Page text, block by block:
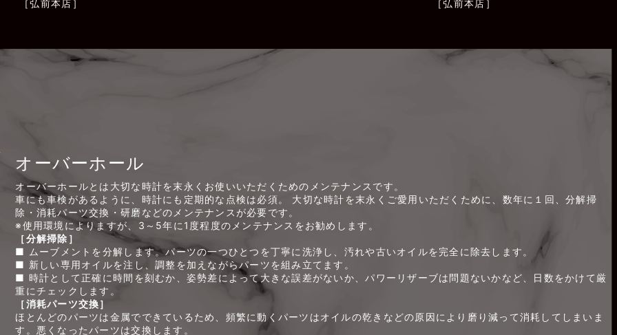
オーバーホール
オーバーホールとは大切な時計を末永くお使いいただくためのメンテナンスです。
車にも車検があるように、時計にも定期的な点検は必須。 大切な時計を末永くご愛用いただくために、数年に１回、分解掃
除・消耗パーツ交換・研磨などのメンテナンスが必要です。
※使用環境によりますが、3～5年に1度程度のメンテナンスをお勧めします。
［分解掃除］
■ ムーブメントを分解します。パーツの一つひとつを丁寧に洗浄し、汚れや古いオイルを完全に除去します。
■ 新しい専用オイルを注し、調整を加えながらパーツを組み立てます。
■ 時計として正確に時間を刻むか、姿勢差によって大きな誤差がないか、パワーリザーブは問題ないかなど、日数をかけて厳
重にチェックします。
［消耗パーツ交換］
ほとんどのパーツは金属でできているため、頻繁に動くパーツはオイルの乾きなどの原因により磨り減って消耗してしまいま
す。悪くなったパーツは交換します。